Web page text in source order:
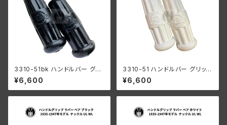
3310-51bk ハンドルバー グリ
ップ ラバー ペア ブラック 陸王R
Q RT1 RT2 日本製
¥6,600
3310-51 ハンドルバー グリップ
ラバー ペア ホワイト 陸王RQ R
T1 RT2 日本製
¥6,600